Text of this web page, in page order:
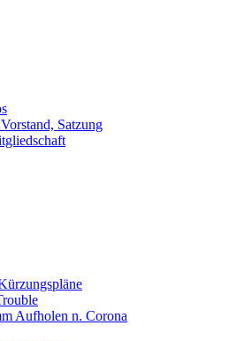
Satzung
Aufholen n. Corona